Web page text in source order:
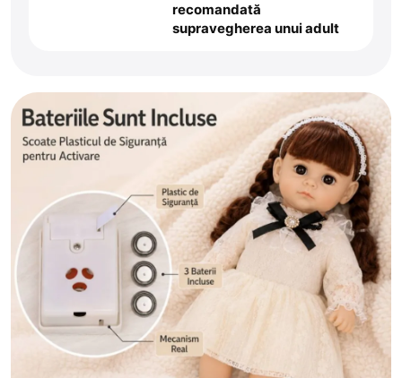
recomandată
supravegherea unui adult